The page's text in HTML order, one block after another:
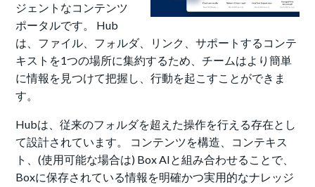
ジェントなコンテンツ
ポータルです。 Hub
は、ファイル、フォルダ、リンク、サポートするコンテ
キストを1つの場所に集約するため、チームはより簡単
に情報を見つけて把握し、行動を起こすことができま
す。
Hubは、従来のフォルダを超えた操作を行える存在とし
て設計されています。 コンテンツを構造、コンテキス
ト、(使用可能な場合は) Box AIと組み合わせることで、
Boxに保存されている情報を明確かつ実用的なナレッジ